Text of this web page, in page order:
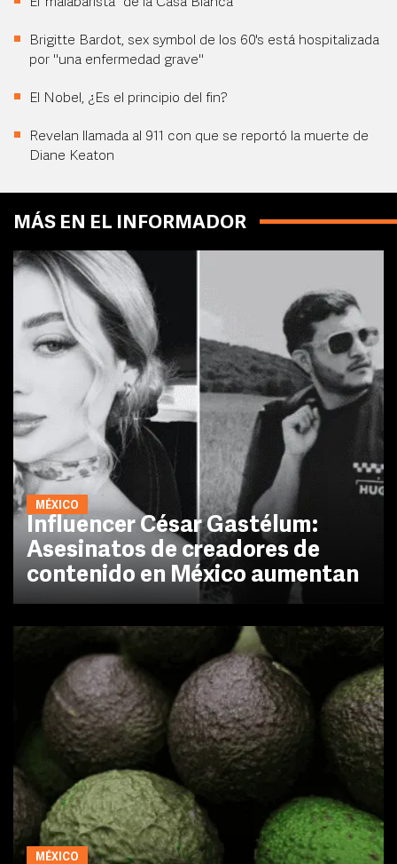
Brigitte Bardot, sex symbol de los 60's está hospitalizada
por "una enfermedad grave"
El Nobel, ¿Es el principio del fin?
Revelan llamada al 911 con que se reportó la muerte de
Diane Keaton
MÁS EN EL INFORMADOR
MÉXICO
Influencer César Gastélum:
Asesinatos de creadores de
contenido en México aumentan
MÉXICO